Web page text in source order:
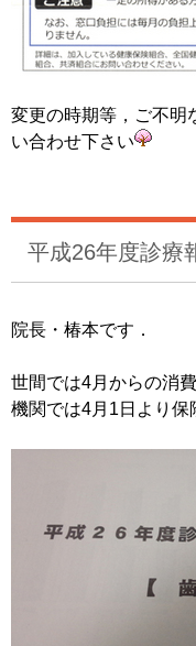
変更の時期等，ご不明
い合わせ下さい
平成26年度診療
院長・椿本です．
世間では4月からの消
機関では4月1日より保